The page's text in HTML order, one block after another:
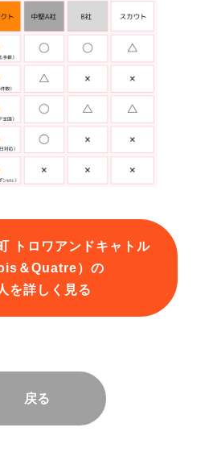
トロワアンドキャトル
＆Quatre）の
を詳しく見る
戻る